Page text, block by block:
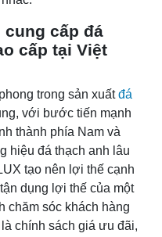
cung cấp đá
cấp tại Việt
trong sản xuấtđá
với bước tiến mạnh
thành phía Nam và
hiệu đá thạch anh lâu
tạo nên lợi thế cạnh
dụng lợi thế của một
chăm sóc khách hàng
chính sách giá ưu đãi,